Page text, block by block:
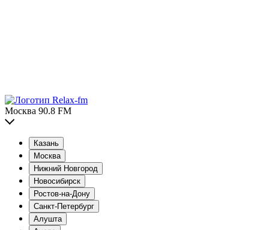
Москва 90.8 FM
Казань
Москва
Нижний Новгород
Новосибирск
Ростов-на-Дону
Санкт-Петербург
Алушта